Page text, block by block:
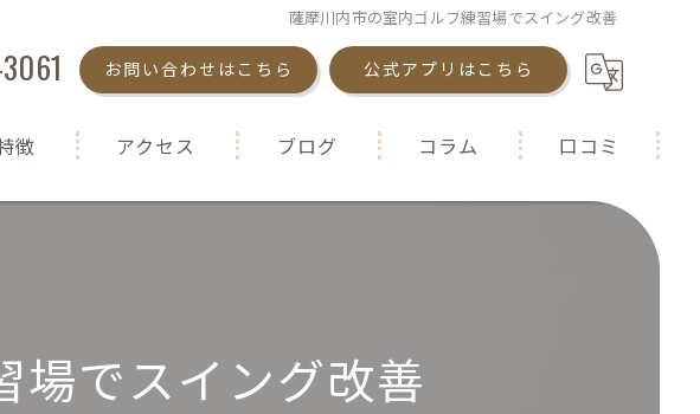
薩摩川内市の室内ゴルフ練習場でスイング改善
お問い合わせはこちら 公式アプリはこちら
徴 アクセス ブログ コラム 口コミ
場でスイング改善